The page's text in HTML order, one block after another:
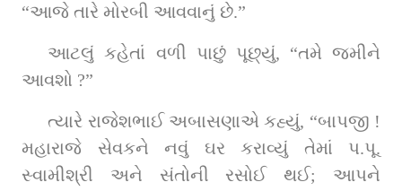
“આજે તારે મોરબી આવવાનું છે.”
આટલું કહેતાં વળી પાછું પૂછ્યું, “તમે જમીને
આવશો ?”
ત્યારે રાજેશભાઈ અબાસણાએ કહ્યું, “બાપજી !
મહારાજે સેવકને નવું ઘર કરાવ્યું તેમાં પ.પૂ.
સ્વામીશ્રી અને સંતોની રસોઈ થઈ; આપને